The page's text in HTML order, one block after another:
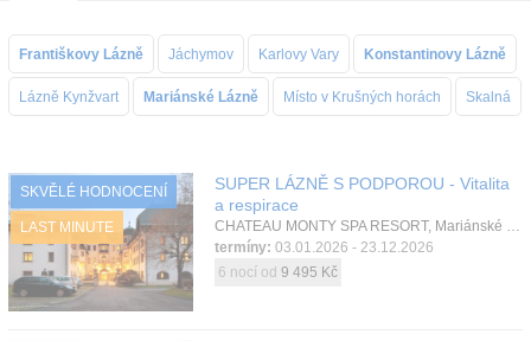
Atrakce
Kontakt
Františkovy Lázně Jáchymov Karlovy Vary Konstantinovy Lázně
Lázně Kynžvart Mariánské Lázně Místo v Krušných horách Skalná
SKVĚLÉ HODNOCENÍ
LAST MINUTE
SUPER LÁZNĚ S PODPOROU - Vitalita
a respirace
CHATEAU MONTY SPA RESORT, Mariánské Lázně, Západní Čechy, Česká republika
termíny: 03.01.2026 - 23.12.2026
6 nocí od 9 495 Kč